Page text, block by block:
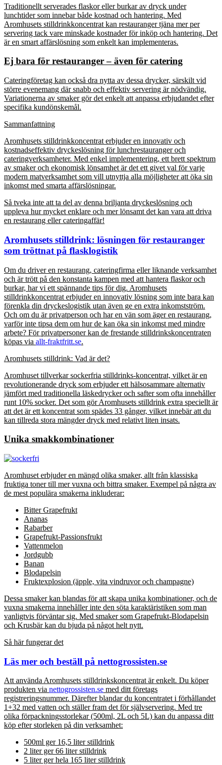
Traditionellt serverades flaskor eller burkar av dryck under
lunchtider som innebar både kostnad och hantering. Med
Aromhusets stilldrinkkoncentrat kan restauranger tjäna mer per
servering tack vare minskade kostnader för inköp och hantering. Det
är en smart affärslösning som enkelt kan implementeras.
Ej bara för restauranger – även för catering
Cateringföretag kan också dra nytta av dessa drycker, särskilt vid
större evenemang där snabb och effektiv servering är nödvändig.
Variationerna av smaker gör det enkelt att anpassa erbjudandet efter
specifika kundönskemål.
Sammanfattning
Aromhusets stilldrinkkoncentrat erbjuder en innovativ och
kostnadseffektiv dryckeslösning för lunchrestauranger och
cateringverksamheter. Med enkel implementering, ett brett spektrum
av smaker och ekonomisk lönsamhet är det ett givet val för varje
modern matverksamhet som vill utnyttja alla möjligheter att öka sin
inkomst med smarta affärslösningar.
Så tveka inte att ta del av denna briljanta dryckeslösning och
uppleva hur mycket enklare och mer lönsamt det kan vara att driva
en restaurang eller cateringaffär!
Aromhusets stilldrink: lösningen för restauranger
som tröttnat på flasklogistik
Om du driver en restaurang, cateringfirma eller liknande verksamhet
och är trött på den konstanta kampen med att hantera flaskor och
burkar, har vi ett spännande tips för dig. Aromhusets
stilldrinkkoncentrat erbjuder en innovativ lösning som inte bara kan
förenkla din dryckeslogistik utan även ge en extra inkomstström.
Och om du är privatperson och har en vän som äger en restaurang,
varför inte tipsa dem om hur de kan öka sin inkomst med mindre
arbete? För privatpersoner kan de frestande stilldrinkskoncentraten
köpas via allt-fraktfritt.se.
Aromhusets stilldrink: Vad är det?
Aromhuset tillverkar sockerfria stilldrinks-koncentrat, vilket är en
revolutionerande dryck som erbjuder ett hälsosammare alternativ
jämfört med traditionella läskedrycker och safter som ofta innehåller
runt 10% socker. Det som gör Aromhusets stilldrink extra speciellt är
att det är ett koncentrat som spädes 33 gånger, vilket innebär att du
kan tillreda stora mängder dryck med relativt liten insats.
Unika smakkombinationer
Aromhuset erbjuder en mängd olika smaker, allt från klassiska
fruktiga toner till mer vuxna och bittra smaker. Exempel på några av
de mest populära smakerna inkluderar:
Bitter Grapefrukt
Ananas
Rabarber
Grapefrukt-Passionsfrukt
Vattenmelon
Jordgubb
Banan
Blodapelsin
Fruktexplosion (äpple, vita vindruvor och champagne)
Dessa smaker kan blandas för att skapa unika kombinationer, och de
vuxna smakerna innehåller inte den söta karaktäristiken som man
vanligtvis förväntar sig. Med smaker som Grapefrukt-Blodapelsin
och Krusbär kan du bjuda på något helt nytt.
Så här fungerar det
Läs mer och beställ på nettogrossisten.se
Att använda Aromhusets stilldrinkskoncentrat är enkelt. Du köper
produkten via nettogrossisten.se med ditt företags
registreringsnummer. Därefter blandar du koncentratet i förhållandet
1+32 med vatten och ställer fram det för självservering. Med tre
olika förpackningsstorlekar (500ml, 2L och 5L) kan du anpassa ditt
köp efter storleken på din verksamhet:
500ml ger 16,5 liter stilldrink
2 liter ger 66 liter stilldrink
5 liter ger hela 165 liter stilldrink